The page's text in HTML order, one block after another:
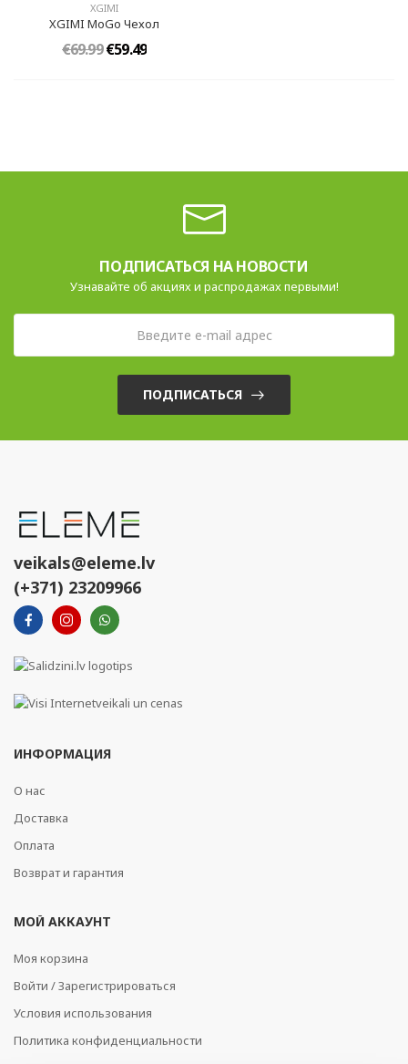
XGIMI
XGIMI MoGo Чехол
€69.99€59.49
ПОДПИСАТЬСЯ НА НОВОСТИ
Узнавайте об акциях и распродажах первыми!
ПОДПИСАТЬСЯ
veikals@eleme.lv
(+371) 23209966
ИНФОРМАЦИЯ
О нас
Доставка
Оплата
Возврат и гарантия
МОЙ АККАУНТ
Моя корзина
Войти / Зарегистрироваться
Условия использования
Политика конфиденциальности